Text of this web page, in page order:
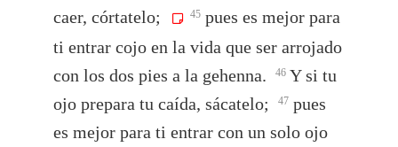
caer, córtatelo;
45 pues es mejor para
ti entrar cojo en la vida que ser arrojado
con los dos pies a la gehenna.
46 Y si tu
ojo prepara tu caída, sácatelo;
47 pues
es mejor para ti entrar con un solo ojo